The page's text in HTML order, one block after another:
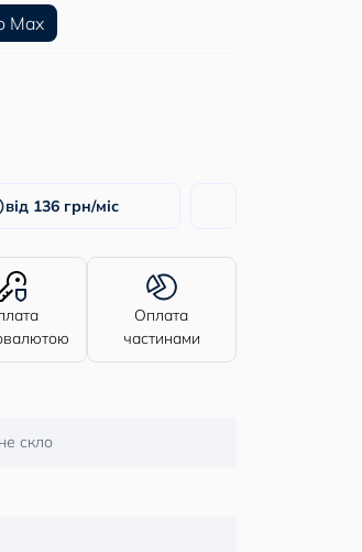
Max
від 136 грн/міс
Оплата
частинами
скло